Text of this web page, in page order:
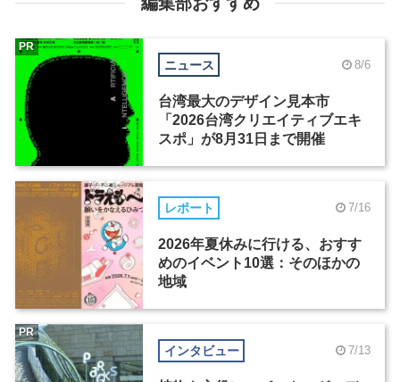
ニュース 8/6
台湾最大のデザイン見本市
「2026台湾クリエイティブエキ
スポ」が8月31日まで開催
PR
レポート 7/16
2026年夏休みに行ける、おすす
めのイベント10選：そのほかの
地域
インタビュー 7/13
PR